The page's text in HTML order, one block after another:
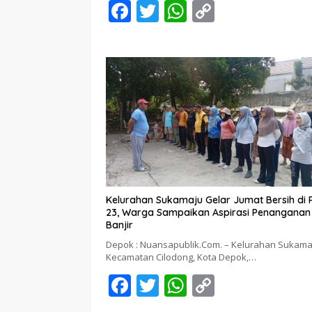
F
e
b
o
o
k
T
itt
er
W
at
s
A
p
p
p
y
Li
n
k
Kelurahan Sukamaju Gelar Jumat Bersih di
23, Warga Sampaikan Aspirasi Penanganan
Banjir
Depok : Nuansapublik.Com. – Kelurahan
Kecamatan Cilodong, Kota Depok,…
F T W